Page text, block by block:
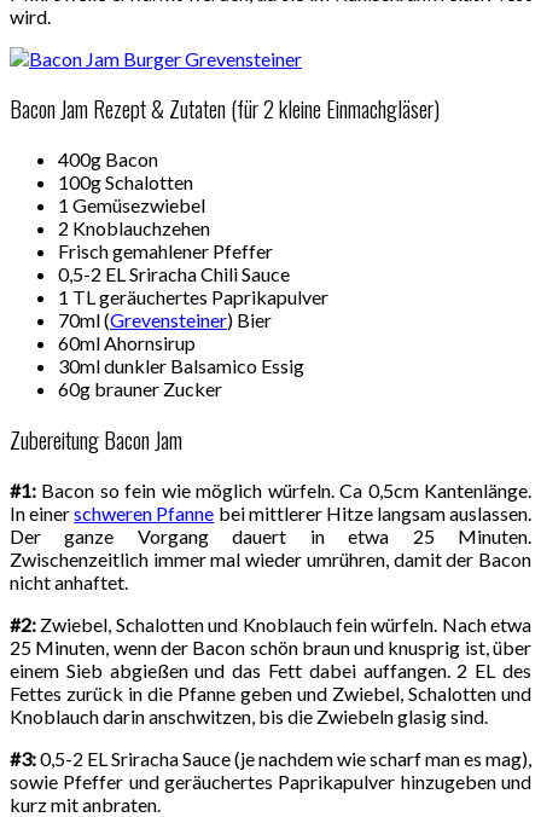
wird.
Bacon Jam Rezept & Zutaten (für 2 kleine Einmachgläser)
400g Bacon
100g Schalotten
1 Gemüsezwiebel
2 Knoblauchzehen
Frisch gemahlener Pfeffer
0,5-2 EL Sriracha Chili Sauce
1 TL geräuchertes Paprikapulver
70ml (Grevensteiner) Bier
60ml Ahornsirup
30ml dunkler Balsamico Essig
60g brauner Zucker
Zubereitung Bacon Jam
#1: Bacon so fein wie möglich würfeln. Ca 0,5cm Kantenlänge.
In einerschweren Pfanne bei mittlerer Hitze langsam auslassen.
Der ganze Vorgang dauert in etwa 25 Minuten.
Zwischenzeitlich immer mal wieder umrühren, damit der Bacon
nicht anhaftet.
#2: Zwiebel, Schalotten und Knoblauch fein würfeln. Nach etwa
25 Minuten, wenn der Bacon schön braun und knusprig ist, über
einem Sieb abgießen und das Fett dabei auffangen. 2 EL des
Fettes zurück in die Pfanne geben und Zwiebel, Schalotten und
Knoblauch darin anschwitzen, bis die Zwiebeln glasig sind.
#3:0,5-2 EL Sriracha Sauce (je nachdem wie scharf man es mag),
sowie Pfeffer und geräuchertes Paprikapulver hinzugeben und
kurz mit anbraten.